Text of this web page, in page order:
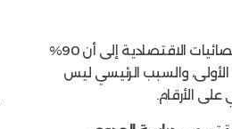
هذا هو الحماس الذي يسبق العاصفة. تشير الإحصائيات الاقتصادية إلى أن 90%
والسبب الرئيسي ليس
الأرقام.